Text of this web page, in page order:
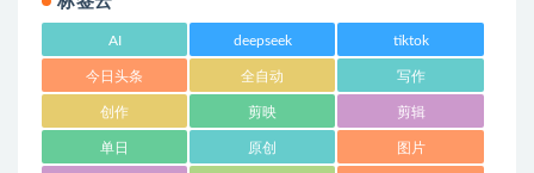
AI deepseek tiktok
今日头条 全自动 写作
创作 剪映 剪辑
单日 原创 图片